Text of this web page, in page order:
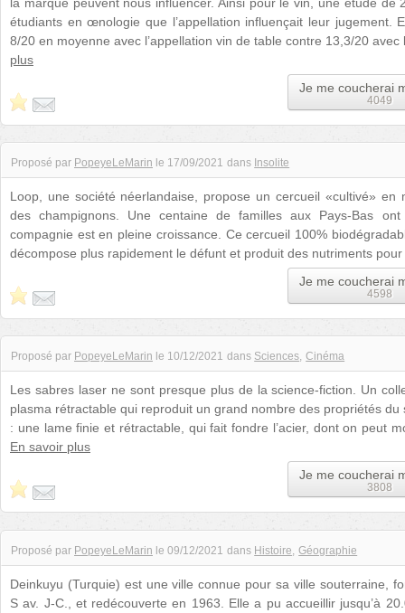
étudiants en œnologie que l’appellation influençait leur jugement.
8/20 en moyenne avec l’appellation vin de table contre 13,3/20
plus
Je me coucherai
4049
Proposé par PopeyeLeMarin le 17/09/2021 dans Insolite
Loop, une société néerlandaise, propose un cercueil «cultivé» en
des champignons. Une centaine de familles aux Pays-Bas
compagnie est en pleine croissance. Ce cercueil 100%
décompose plus rapidement le défunt et produit des nutriments
Je me coucherai
4598
Proposé par PopeyeLeMarin le 10/12/2021 dans Sciences Cinéma
Les sabres laser ne sont presque plus de la science-fiction. Un
plasma rétractable qui reproduit un grand nombre des propriétés
: une lame finie et rétractable, qui fait fondre l’acier, dont on peut
En savoir plus
Je me coucherai
3808
Proposé par PopeyeLeMarin le 09/12/2021 dans Histoire Géographie
Deinkuyu (Turquie) est une ville connue pour sa ville souterraine,
S av. J-C., et redécouverte en 1963. Elle a pu accueillir jusqu’à